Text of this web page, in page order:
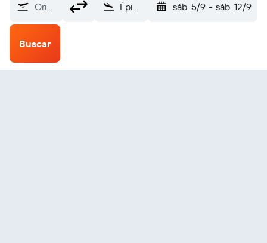
Origen Épinal (EPL) sáb. 5/9 - sáb. 12/9
Buscar